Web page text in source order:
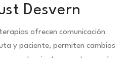
Desvern
ofrecen comunicación
y paciente, permiten cambios